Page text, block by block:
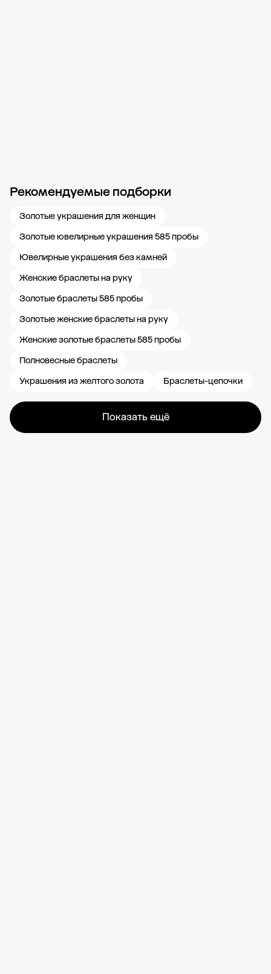
Рекомендуемые подборки
Золотые украшения для женщин
Золотые ювелирные украшения 585 пробы
Ювелирные украшения без камней
Женские браслеты на руку
Золотые браслеты 585 пробы
Золотые женские браслеты на руку
Женские золотые браслеты 585 пробы
Полновесные браслеты
Украшения из желтого золота
Браслеты-цепочки
Показать ещё
Новости компании Журнал ЗОЛОТОЙ Блог